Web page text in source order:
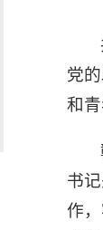
党
和
书
作